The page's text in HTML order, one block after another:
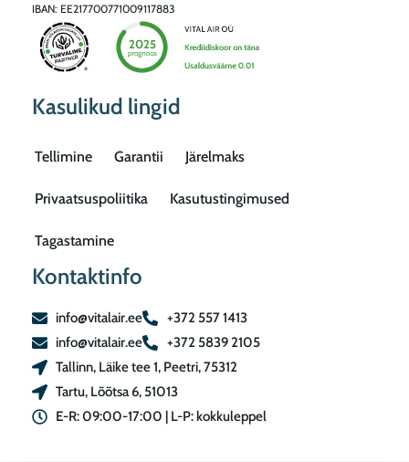
IBAN: EE217700771009117883
Kasulikud lingid
Tellimine Garantii Järelmaks
Privaatsuspoliitika Kasutustingimused
Tagastamine
Kontaktinfo
info@vitalair.ee
+372 557 1413
info@vitalair.ee
+372 5839 2105
Tallinn, Läike tee 1, Peetri, 75312
Tartu, Lõõtsa 6, 51013
E-R: 09:00-17:00 | L-P: kokkuleppel